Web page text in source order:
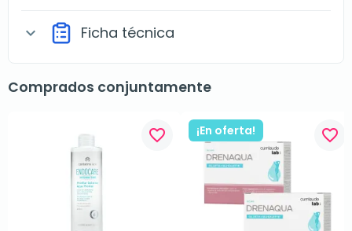
expand_more Ficha técnica
Comprados conjuntamente
favorite_border ¡En oferta! favorite_border